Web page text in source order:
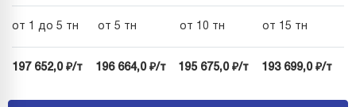
от 1 до 5 тн от 5 тн от 10 тн от 15 тн
197 652,0 ₽/т 196 664,0 ₽/т 195 675,0 ₽/т 193 699,0 ₽/т